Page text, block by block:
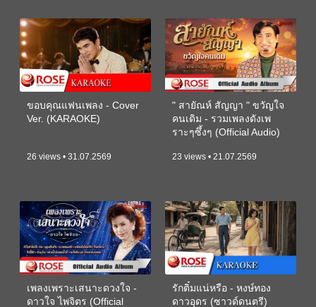
ขอบคุณแฟนเพลง - Cover
Ver. (KARAOKE)
26 views • 31.07.2569
" สายัณห์ สัญญา " ขวัญใจ
คนเดิม - รวมเพลงดังเพ
ราะๆซึ้งๆ (Official Audio)
23 views • 21.07.2569
เพลงเพราะเสนาะดวงใจ -
ดาวใจ ไพจิตร (Official
รักติ๋มแน่หรือ - หงษ์ทอง
ดาวอุดร (ซาวด์ดนตรี)